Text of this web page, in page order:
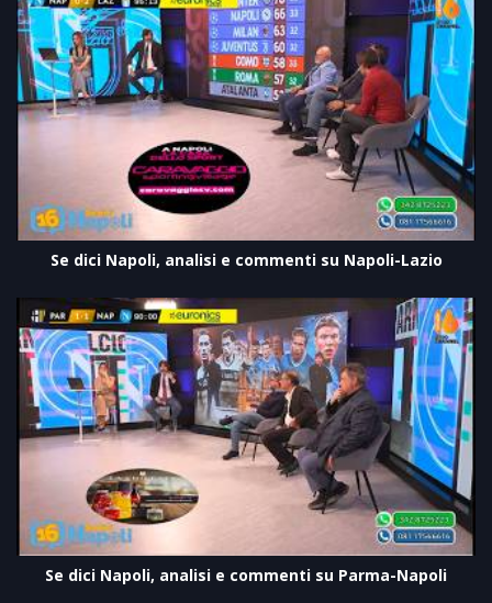
Se dici Napoli, analisi e commenti su Napoli-Lazio
Se dici Napoli, analisi e commenti su Parma-Napoli